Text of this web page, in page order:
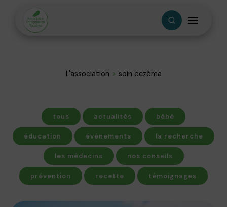
L'association soin eczéma
tous actualités bébé
éducation événements la recherche
les médecins nos conseils
prévention recette témoignages